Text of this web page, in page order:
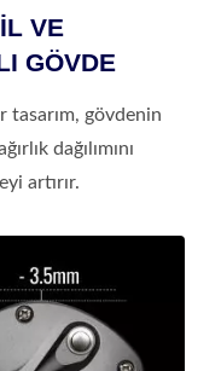
VE
GÖVDE
gövdenin
dağılımını
artırır.